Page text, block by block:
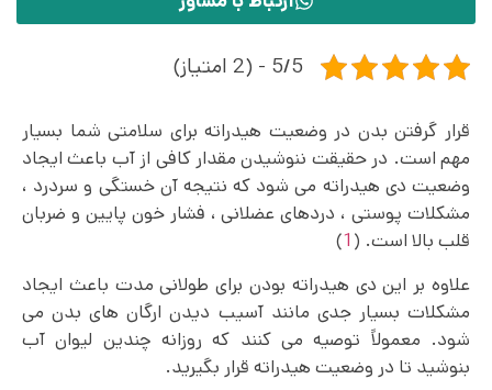
5/5 - (2 امتیاز)
قرار گرفتن بدن در وضعیت هیدراته برای سلامتی شما بسیار
مهم است. در حقیقت ننوشیدن مقدار کافی از آب باعث ایجاد
وضعیت دی هیدراته می شود که نتیجه آن خستگی و سردرد ،
مشکلات پوستی ، دردهای عضلانی ، فشار خون پایین و ضربان
قلب بالا است. ( 1
)
علاوه بر این دی هیدراته بودن برای طولانی مدت باعث ایجاد
مشکلات بسیار جدی مانند آسیب دیدن ارگان های بدن می
شود. معمولاً توصیه می ‌کنند که روزانه چندین لیوان آب
بنوشید تا در وضعیت هیدراته قرار بگیرید.